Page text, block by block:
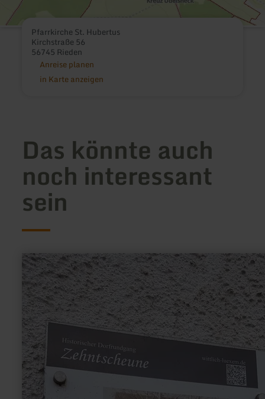
Pfarrkirche St. Hubertus
Kirchstraße 56
56745 Rieden
Anreise planen
in Karte anzeigen
Das könnte auch
noch interessant
sein
mehr
erfahren
zu:
Zehntscheune
Lüxem